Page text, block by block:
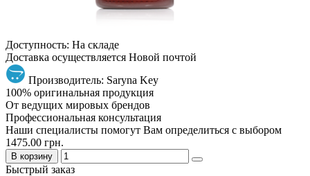
Доступность: На складе
Доставка осуществляется Новой почтой
Производитель: Saryna Key
100% оригинальная продукция
От ведущих мировых брендов
Профессиональная консультация
Наши специалисты помогут Вам определиться с выбором
1475.00 грн.
В корзину
Быстрый заказ